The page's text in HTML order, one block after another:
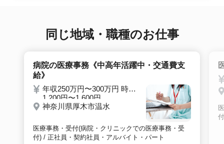
同じ地域・職種のお仕事
病院の医療事務《中高年活躍中・交通費支
給》
年収250万円〜300万円 時給
1,200円〜1,600円
神奈川県厚木市温水
医療事務・受付(病院・クリニックでの医療事務・受
付) / 正社員・契約社員・アルバイト・パート